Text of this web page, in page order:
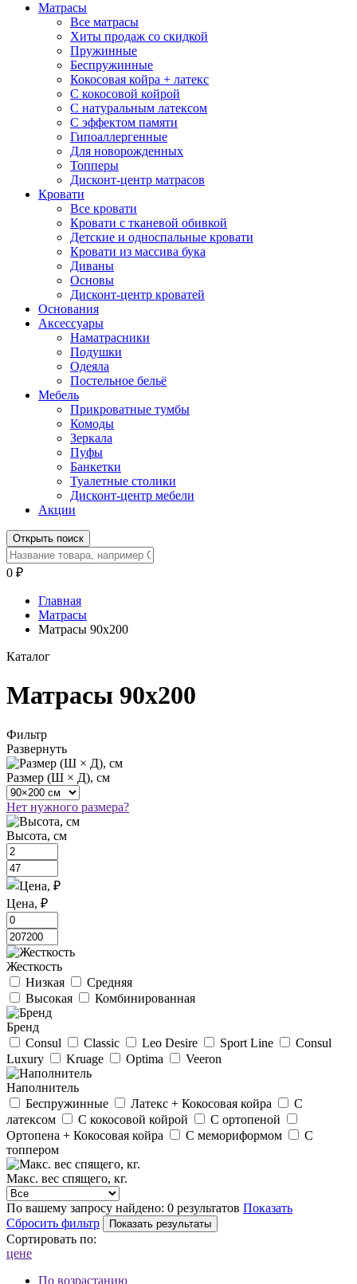
Матрасы
Все матрасы
Хиты продаж со скидкой
Пружинные
Беспружинные
Кокосовая койра + латекс
С кокосовой койрой
С натуральным латексом
С эффектом памяти
Гипоаллергенные
Для новорожденных
Топперы
Дисконт-центр матрасов
Кровати
Все кровати
Кровати с тканевой обивкой
Детские и односпальные кровати
Кровати из массива бука
Диваны
Основы
Дисконт-центр кроватей
Основания
Аксессуары
Наматрасники
Подушки
Одеяла
Постельное бельё
Мебель
Прикроватные тумбы
Комоды
Зеркала
Пуфы
Банкетки
Туалетные столики
Дисконт-центр мебели
Акции
Открыть поиск
0 ₽
Главная
Матрасы
Матрасы 90х200
Каталог
Матрасы 90х200
Фильтр
Развернуть
Размер (Ш × Д), см
Нет нужного размера?
Высота, см
Цена, ₽
Жесткость
Низкая
Средняя
Высокая
Комбинированная
Бренд
Consul
Classic Leo Desire Sport Line
Consul
Luxury
Kruage Optima Veeron
Наполнитель
Беспружинные
Латекс + Кокосовая койра
С
латексом
С кокосовой койрой
С ортопеной
Ортопена + Кокосовая койра
С мемориформом
С
топпером
Макс. вес спящего, кг.
По вашему запросу найдено: 0 результатов Показать
Сбросить фильтр
Сортировать по:
цене
По возрастанию